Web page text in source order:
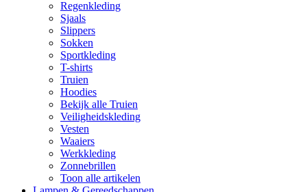
Regenkleding
Sjaals
Slippers
Sokken
Sportkleding
T-shirts
Truien
Hoodies
Bekijk alle Truien
Veiligheidskleding
Vesten
Waaiers
Werkkleding
Zonnebrillen
Toon alle artikelen